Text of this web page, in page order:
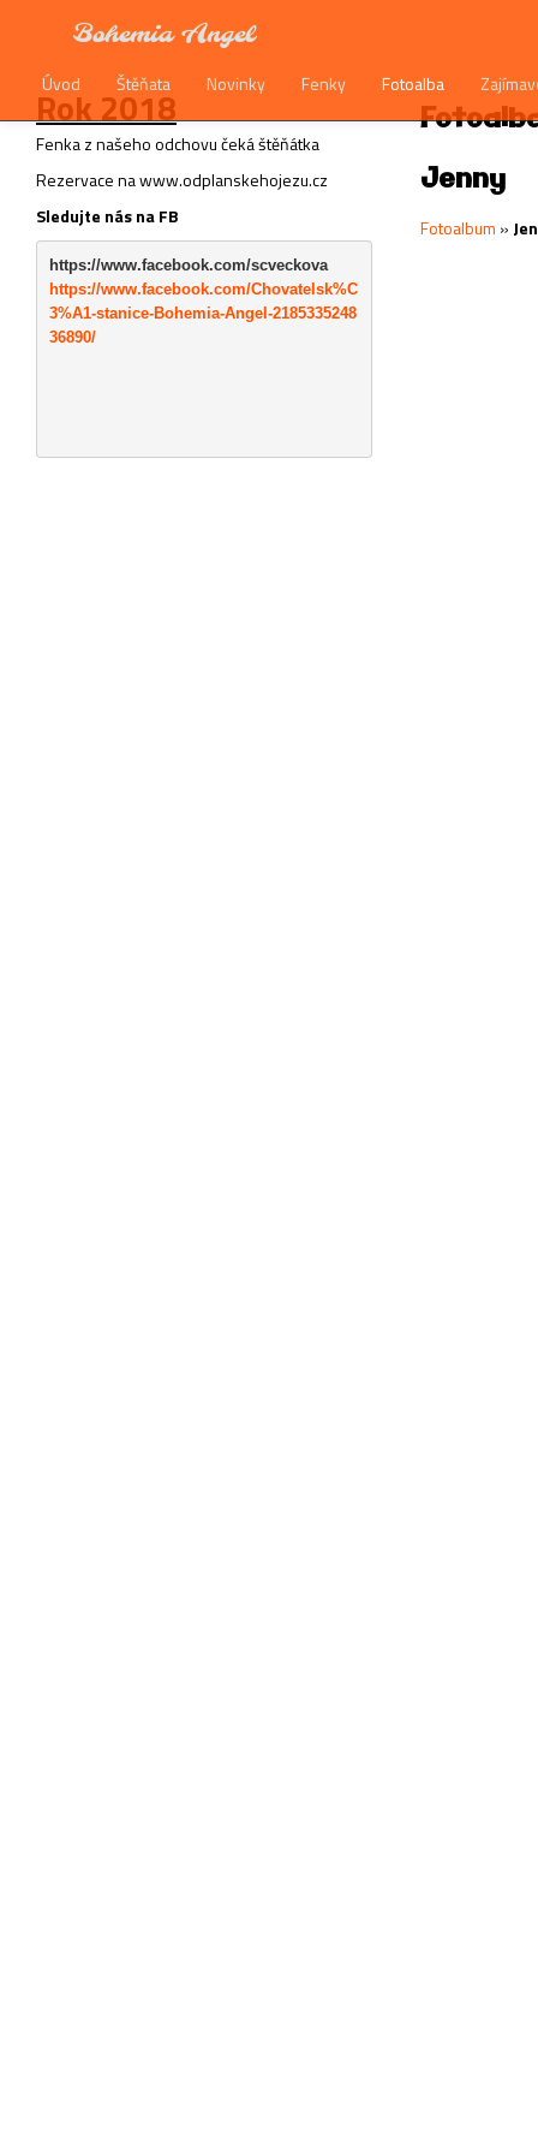
Bohemia Angel
Úvod Štěňata Novinky Fenky Fotoalba
Rok 2018
Fenka z našeho odchovu čeká štěňátka
Rezervace na www.odplanskehojezu.cz
Sledujte nás na FB
https://www.facebook.com/scveckova
https://www.facebook.com/Chovatelsk%C
3%A1-stanice-Bohemia-Angel-2185335248
36890/
Jenny
Fotoalbum »